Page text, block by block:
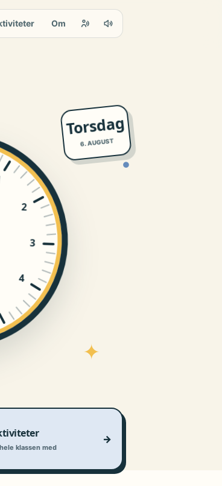
Om
Torsdag
6. AUGUST
2
3
4
✦
●
klassen med
→